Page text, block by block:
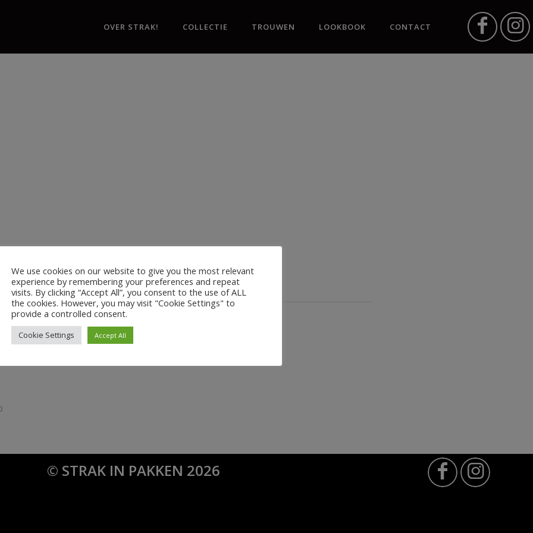
OVER STRAK! COLLECTIE TROUWEN LOOKBOOK CONTACT
0
ANTWOORDEN
© STRAK IN PAKKEN 2026
We use cookies on our website to give you the most relevant
experience by remembering your preferences and repeat
visits. By clicking “Accept All”, you consent to the use of ALL
the cookies. However, you may visit "Cookie Settings" to
provide a controlled consent.
Cookie Settings Accept All